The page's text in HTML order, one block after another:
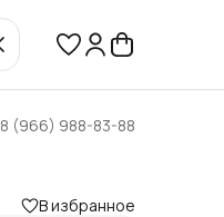
8 (966) 988-83-88
В избранное